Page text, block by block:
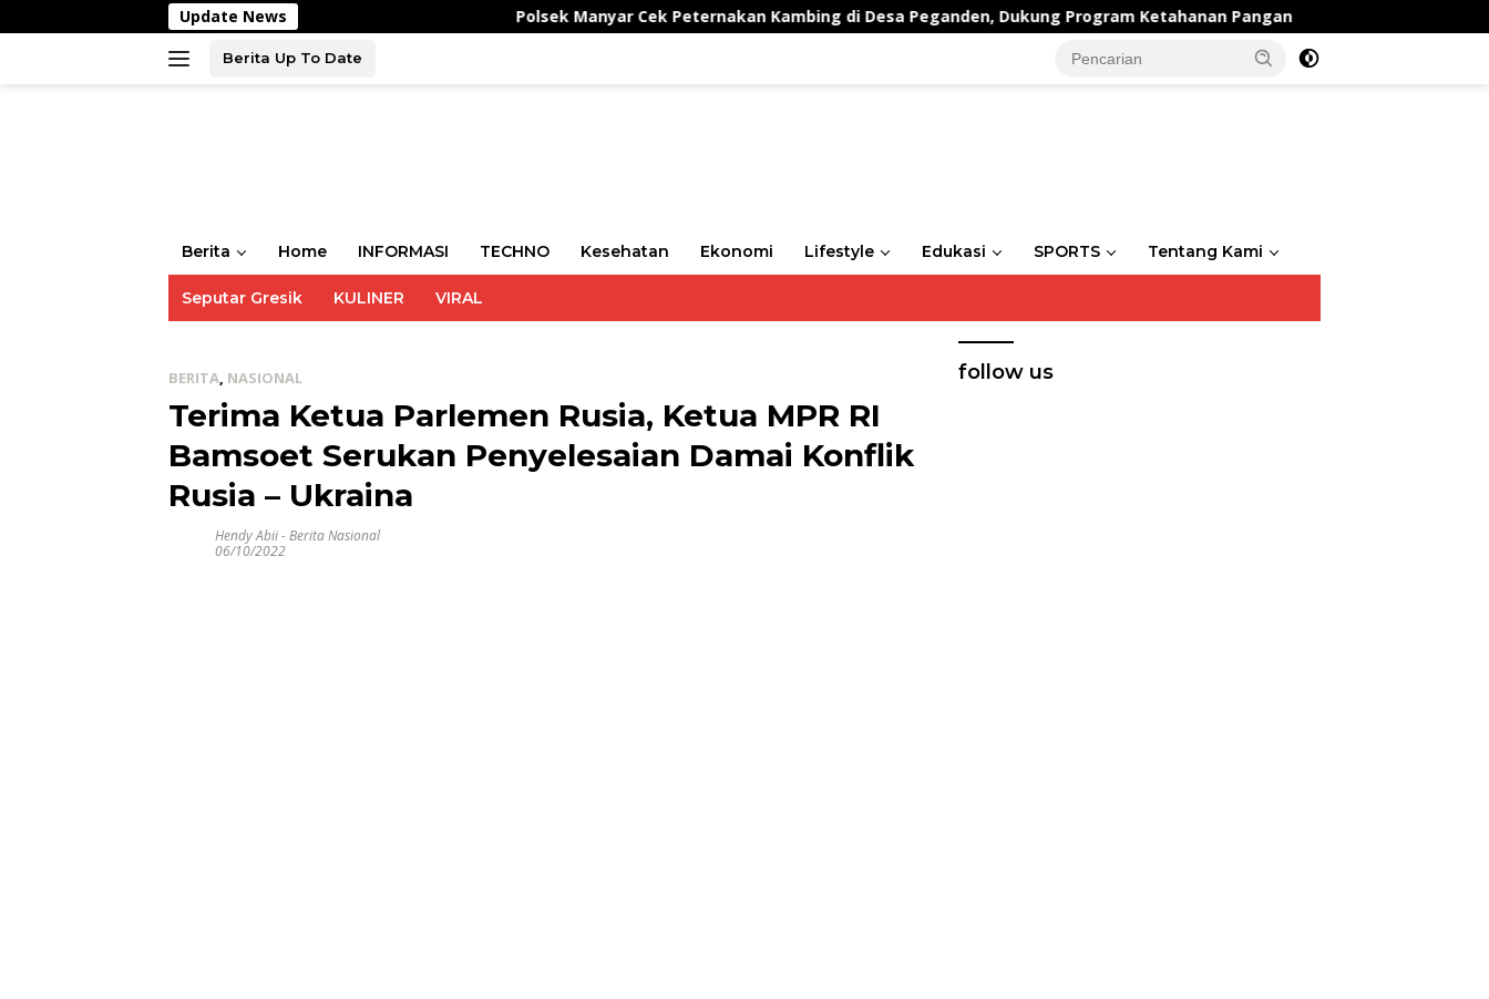
ke
Update News Polsek Manyar Cek Peternakan Kambing di Desa Peganden, Dukung Program Ketahanan Pangan Satlantas Polres Gresik
Berita Up To Date
Berita Home INFORMASI TECHNO Kesehatan Ekonomi Lifestyle Edukasi SPORTS Tentang Kami
Seputar Gresik KULINER VIRAL
BERITA, NASIONAL
Terima Ketua Parlemen Rusia, Ketua MPR RI
Bamsoet Serukan Penyelesaian Damai Konflik
Rusia – Ukraina
Hendy Abii-Berita Nasional
06/10/2022
follow us